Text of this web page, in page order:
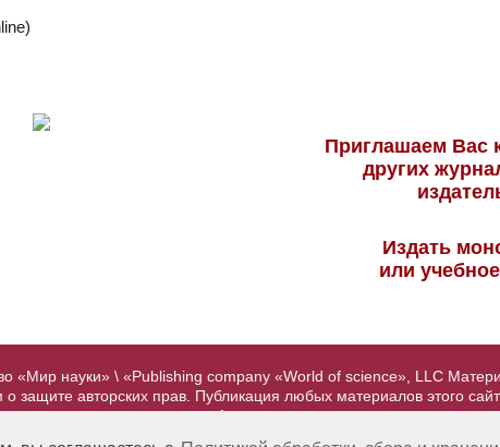
Приглашаем Вас
других
Издать
или
«Мир науки» \ «Publishing company «World of science», LLC
защите авторских прав. Публикация любых материалов этого
с издательством. Авторские права на размещенные на